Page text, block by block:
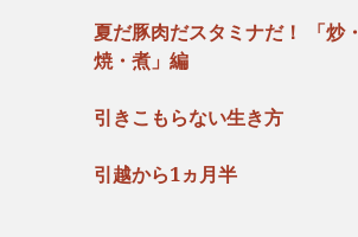
夏だ豚肉だスタミナだ！ 「炒・
焼・煮」編
引きこもらない生き方
引越から1ヵ月半